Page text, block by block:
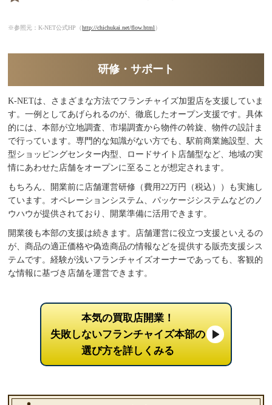
※参照元：K-NET公式HP（http://chichukai.net/flow.html ）
研修・サポート
K-NETは、さまざまな方法でフランチャイズ加盟店を支援していま
す。一例としてあげられるのが、徹底したオープン支援です。具体
的には、本部が立地調査、市場調査から物件の斡旋、物件の設計ま
で行っています。専門的な知識がない方でも、駅前商業施設型、大
型ショッピングセンター内型、ロードサイト店舗型など、地域の実
情にあわせた店舗をオープンに至ることが想定されます。
もちろん、開業前に店舗運営研修（費用22万円（税込））も実施し
ています。オペレーションシステム、パッケージシステムなどのノ
ウハウが提供されており、開業準備に活用できます。
開業後も本部の支援は続きます。店舗運営に役立つ支援といえるの
が、商品の適正価格や偽造商品の情報などを提供する販売支援シス
テムです。経験が浅いフランチャイズオーナーであっても、客観的
な情報に基づき店舗を運営できます。
本気の買取店開業！
失敗しないフランチャイズ本部の
選び方を詳しくみる